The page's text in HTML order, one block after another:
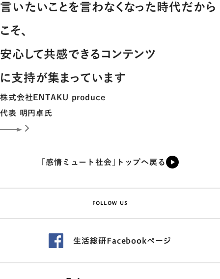
言いたいことを言わなくなった時代だから
こそ､
安心して共感できるコンテンツ
に支持が集まっています
株式会社ENTAKU produce
代表 明円卓 氏
「感情ミュート社会」トップへ戻る
FOLLOW US
生活総研Facebookページ